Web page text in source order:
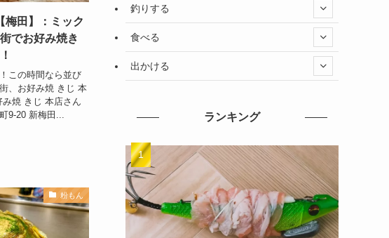
梅田】：ミック
でお好み焼き
この時間なら並び
、お好み焼 きじ 本
焼 きじ 本店さん
9-20 新梅田...
粉もん
釣りする
食べる
出かける
ランキング